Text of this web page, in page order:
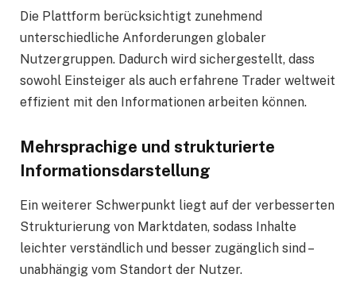
Die Plattform berücksichtigt zunehmend
unterschiedliche Anforderungen globaler
Nutzergruppen. Dadurch wird sichergestellt, dass
sowohl Einsteiger als auch erfahrene Trader weltweit
effizient mit den Informationen arbeiten können.
Mehrsprachige und strukturierte
Informationsdarstellung
Ein weiterer Schwerpunkt liegt auf der verbesserten
Strukturierung von Marktdaten, sodass Inhalte
leichter verständlich und besser zugänglich sind –
unabhängig vom Standort der Nutzer.